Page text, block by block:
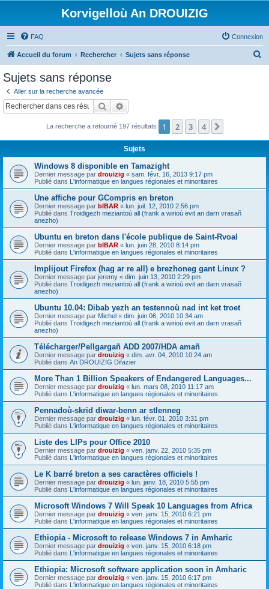
Korvigelloù An DROUIZIG
FAQ Connexion
Accueil du forum Rechercher Sujets sans réponse
c
Sujets sans réponse
Aller sur la recherche avancée
Rechercher
La recherche a retourné 197 résultats 1 2 3 4
Sujets
Windows 8 disponible en Tamazight
Dernier message par drouizig « sam. févr. 16, 2013 9:17 pm
Publié dans L'informatique en langues régionales et minoritaires
Une affiche pour GCompris en breton
Dernier message par bIBAR « lun. juil. 12, 2010 2:56 pm
Publié dans Troidigezh meziantoù all (frank a wirioù evit an darn vrasañ
anezho)
Ubuntu en breton dans l'école publique de Saint-Rvoal
Dernier message par bIBAR « lun. juin 28, 2010 8:14 pm
Publié dans L'informatique en langues régionales et minoritaires
Implijout Firefox (hag ar re all) e brezhoneg gant Linux ?
Dernier message par jeremy « dim. juin 13, 2010 2:29 pm
Publié dans Troidigezh meziantoù all (frank a wirioù evit an darn vrasañ
anezho)
Ubuntu 10.04: Dibab yezh an testennoù nad int ket troet
Dernier message par Michel « dim. juin 06, 2010 10:34 am
Publié dans Troidigezh meziantoù all (frank a wirioù evit an darn vrasañ
anezho)
Télécharger/Pellgargañ ADD 2007/HDA amañ
Dernier message par drouizig « dim. avr. 04, 2010 10:24 am
Publié dans An DROUIZIG Difazier
More Than 1 Billion Speakers of Endangered Languages...
Dernier message par drouizig « lun. mars 08, 2010 11:17 am
Publié dans L'informatique en langues régionales et minoritaires
Pennadoù-skrid diwar-benn ar stlenneg
Dernier message par drouizig « lun. févr. 01, 2010 3:31 pm
Publié dans L'informatique en langues régionales et minoritaires
Liste des LIPs pour Office 2010
Dernier message par drouizig « ven. janv. 22, 2010 5:35 pm
Publié dans L'informatique en langues régionales et minoritaires
Le K barré breton a ses caractères officiels !
Dernier message par drouizig « lun. janv. 18, 2010 5:55 pm
Publié dans L'informatique en langues régionales et minoritaires
Microsoft Windows 7 Will Speak 10 Languages from Africa
Dernier message par drouizig « ven. janv. 15, 2010 6:21 pm
Publié dans L'informatique en langues régionales et minoritaires
Ethiopia - Microsoft to release Windows 7 in Amharic
Dernier message par drouizig « ven. janv. 15, 2010 6:18 pm
Publié dans L'informatique en langues régionales et minoritaires
Ethiopia: Microsoft software application soon in Amharic
Dernier message par drouizig « ven. janv. 15, 2010 6:17 pm
Publié dans L'informatique en langues régionales et minoritaires